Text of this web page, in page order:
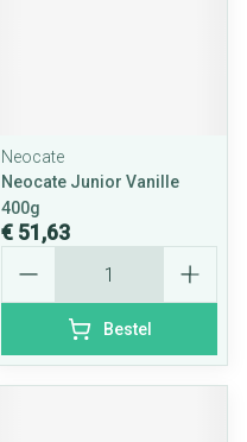
Neocate
Neocate Junior Vanille
400g
€ 51,63
Bestel